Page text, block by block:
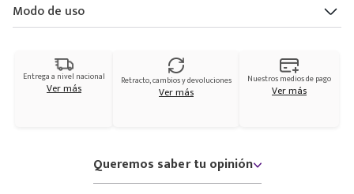
Modo de uso
Entrega a nivel nacional
Ver más Retracto, cambios y devoluciones
Ver más
Nuestros medios de pago
Ver más
Queremos saber tu opinión